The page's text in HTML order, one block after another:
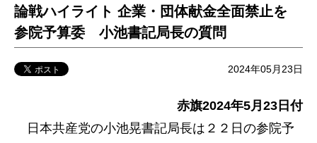
論戦ハイライト 企業・団体献金全面禁止を
参院予算委 小池書記局長の質問
2024年05月23日
赤旗2024年5月23日付
日本共産党の小池晃書記局長は２２日の参院予